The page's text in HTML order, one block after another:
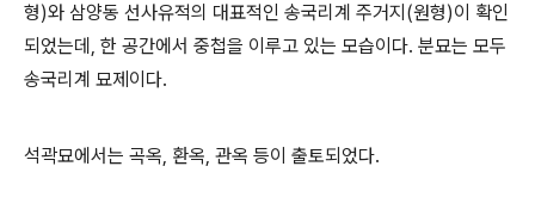
형)와 삼양동 선사유적의 대표적인 송국리계 주거지(원형)이 확인
되었는데, 한 공간에서 중첩을 이루고 있는 모습이다. 분묘는 모두
송국리계 묘제이다.
석곽묘에서는 곡옥, 환옥, 관옥 등이 출토되었다.